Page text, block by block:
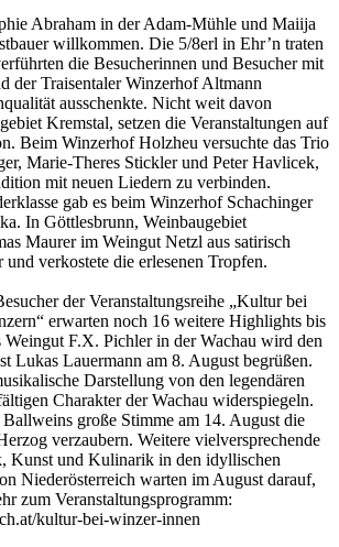
Abraham in der Adam-Mühle und Maiija
willkommen. Die 5/8erl in Ehr’n traten
die Besucherinnen und Besucher mit
der Traisentaler Winzerhof Altmann
ausschenkte. Nicht weit davon
Kremstal, setzen die Veranstaltungen auf
Beim Winzerhof Holzheu versuchte das Trio
Marie-Theres Stickler und Peter Havlicek,
mit neuen Liedern zu verbinden.
gab es beim Winzerhof Schachinger
In Göttlesbrunn, Weinbaugebiet
Maurer im Weingut Netzl aus satirisch
und verkostete die erlesenen Tropfen.
der Veranstaltungsreihe „Kultur bei
erwarten noch 16 weitere Highlights bis
F.X. Pichler in der Wachau wird den
Lukas Lauermann am 8. August begrüßen.
Darstellung von den legendären
Charakter der Wachau widerspiegeln.
große Stimme am 14. August die
verzaubern. Weitere vielversprechende
Kunst und Kulinarik in den idyllischen
Niederösterreich warten im August darauf,
zum Veranstaltungsprogramm:
kultur-bei-winzer-innen